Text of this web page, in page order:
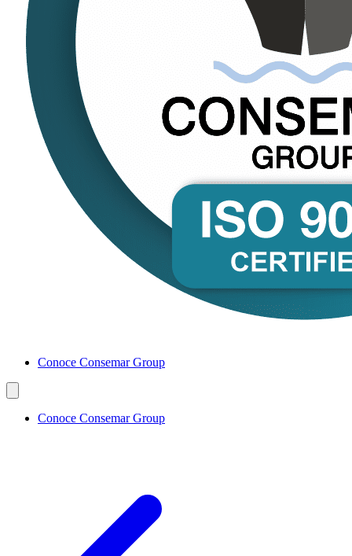
Conoce Consemar Group
Conoce Consemar Group